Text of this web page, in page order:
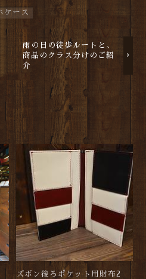
ケース
雨の日の徒歩ルートと、
商品のクラス分けのご紹
介
ズボン後ろポケット用財布2